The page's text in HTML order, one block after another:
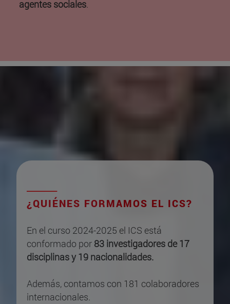
agentes sociales.
¿QUIÉNES FORMAMOS EL ICS?
En el curso 2024-2025 el ICS está
conformado por 83 investigadores de 17
disciplinas y 19 nacionalidades.
Además, contamos con 181 colaboradores
internacionales.